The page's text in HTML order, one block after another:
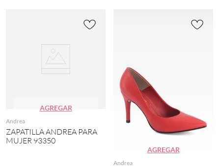
AGREGAR
Andrea
ZAPATILLA ANDREA PARA
MUJER 93350
AGREGAR
Andrea